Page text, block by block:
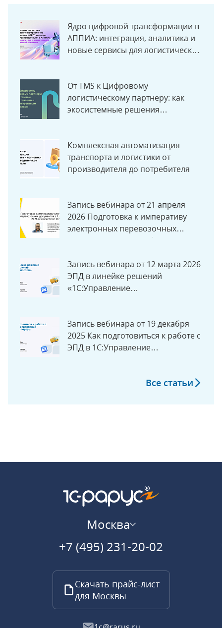
Ядро цифровой трансформации в
АППИА: интеграция, аналитика и
новые сервисы для логистической
От TMS к Цифровому
логистическому партнеру: как
экосистемные решения
Комплексная автоматизация
транспорта и логистики от
производителя до потребителя
Запись вебинара от 21 апреля
2026 Подготовка к императиву
электронных перевозочных
документов с 1 сентября 2026 в
Запись вебинара от 12 марта 2026
ЭПД в линейке решений
«1С:Управление
Запись вебинара от 19 декабря
2025 Как подготовиться к работе с
ЭПД в 1С:Управление
Все статьи
Москва
+7 (495) 231-20-02
Скачать прайс-лист
для Москвы